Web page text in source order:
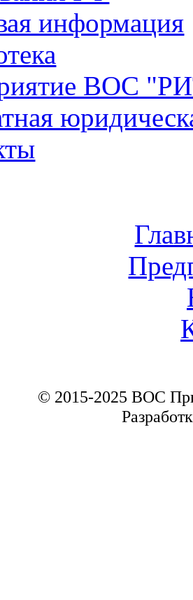
информация
ВОС
© 2015-2025 ВОС